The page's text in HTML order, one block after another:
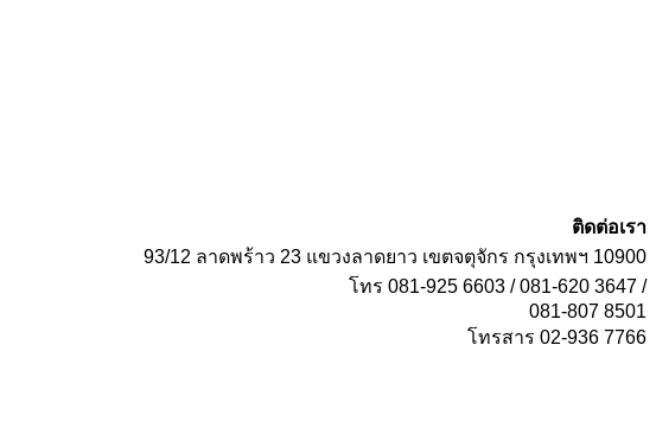
ติดต่อเรา
93/12 ลาดพร้าว 23 แขวงลาดยาว เขตจตุจักร กรุงเทพฯ 10900
โทร 081-925 6603 / 081-620 3647 /
081-807 8501
โทรสาร 02-936 7766